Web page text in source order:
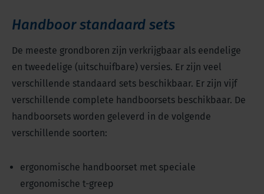
Handboor standaard sets
De meeste grondboren zijn verkrijgbaar als eendelige
en tweedelige (uitschuifbare) versies. Er zijn veel
verschillende standaard sets beschikbaar. Er zijn vijf
verschillende complete handboorsets beschikbaar. De
handboorsets worden geleverd in de volgende
verschillende soorten:
ergonomische handboorset met speciale
ergonomische t-greep